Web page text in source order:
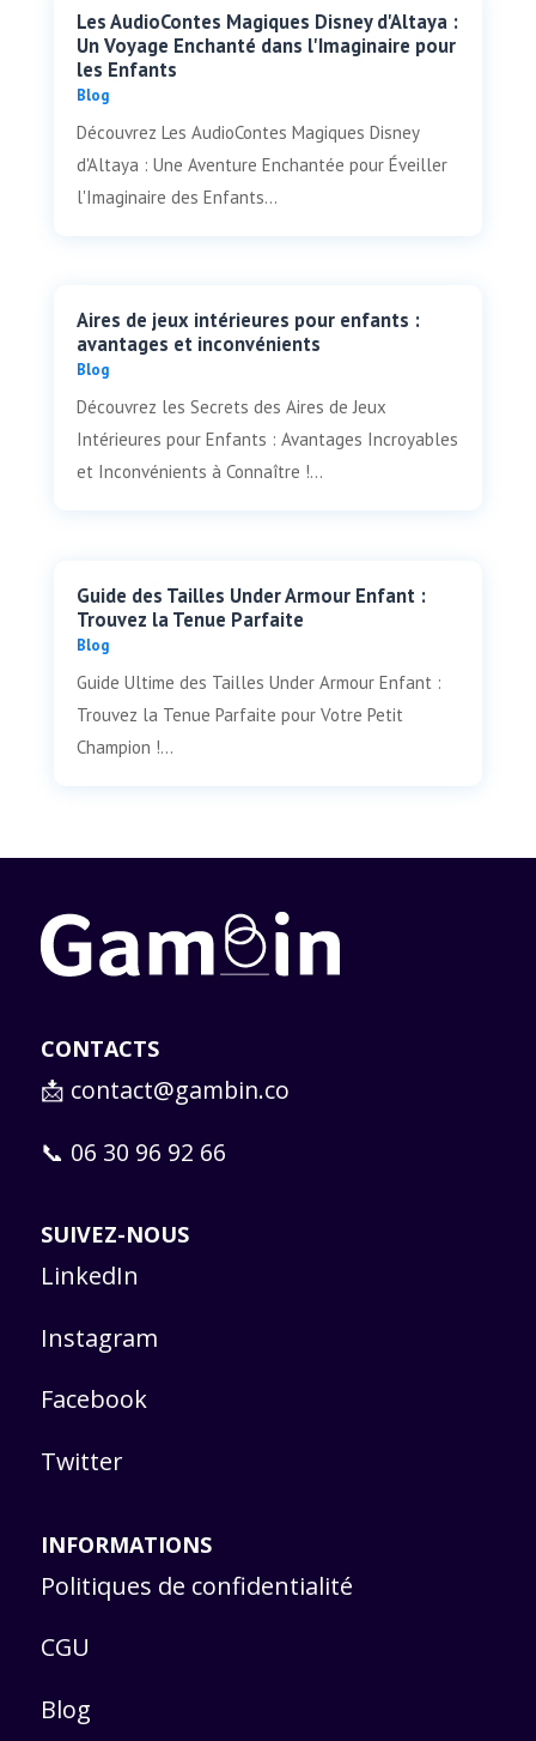
Les AudioContes Magiques Disney d'Altaya :
Un Voyage Enchanté dans l'Imaginaire pour
les Enfants
Blog
Découvrez Les AudioContes Magiques Disney
d'Altaya : Une Aventure Enchantée pour Éveiller
l'Imaginaire des Enfants...
Aires de jeux intérieures pour enfants :
avantages et inconvénients
Blog
Découvrez les Secrets des Aires de Jeux
Intérieures pour Enfants : Avantages Incroyables
et Inconvénients à Connaître !...
Guide des Tailles Under Armour Enfant :
Trouvez la Tenue Parfaite
Blog
Guide Ultime des Tailles Under Armour Enfant :
Trouvez la Tenue Parfaite pour Votre Petit
Champion !...
CONTACTS
📩 contact@gambin.co
📞 06 30 96 92 66
SUIVEZ-NOUS
LinkedIn
Instagram
Facebook
Twitter
INFORMATIONS
Politiques de confidentialité
CGU
Blog